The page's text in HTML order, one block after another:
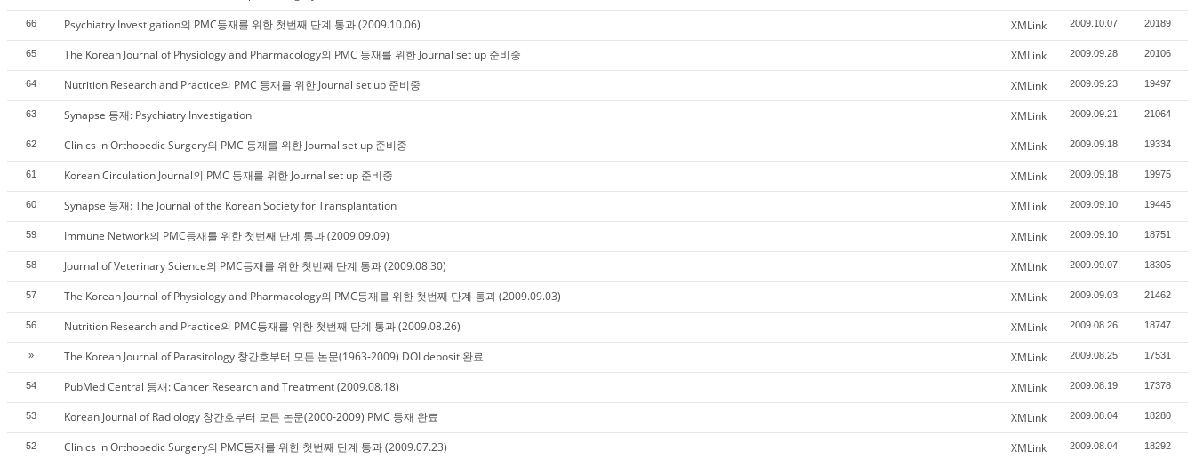
66 Psychiatry Investigation의 PMC등재를 위한 첫번째 단계 통과 (2009.10.06) XMLink 2009.10.07 20189
65 The Korean Journal of Physiology and Pharmacology의 PMC 등재를 위한 Journal set up 준비중 XMLink 2009.09.28 20106
64 Nutrition Research and Practice의 PMC 등재를 위한 Journal set up 준비중 XMLink 2009.09.23 19497
63 Synapse 등재: Psychiatry Investigation XMLink 2009.09.21 21064
62 Clinics in Orthopedic Surgery의 PMC 등재를 위한 Journal set up 준비중 XMLink 2009.09.18 19334
61 Korean Circulation Journal의 PMC 등재를 위한 Journal set up 준비중 XMLink 2009.09.18 19975
60 Synapse 등재: The Journal of the Korean Society for Transplantation XMLink 2009.09.10 19445
59 Immune Network의 PMC등재를 위한 첫번째 단계 통과 (2009.09.09) XMLink 2009.09.10 18751
58 Journal of Veterinary Science의 PMC등재를 위한 첫번째 단계 통과 (2009.08.30) XMLink 2009.09.07 18305
57 The Korean Journal of Physiology and Pharmacology의 PMC등재를 위한 첫번째 단계 통과 (2009.09.03) XMLink 2009.09.03 21462
56 Nutrition Research and Practice의 PMC등재를 위한 첫번째 단계 통과 (2009.08.26) XMLink 2009.08.26 18747
» The Korean Journal of Parasitology 창간호부터 모든 논문(1963-2009) DOI deposit 완료 XMLink 2009.08.25 17531
54 PubMed Central 등재: Cancer Research and Treatment (2009.08.18) XMLink 2009.08.19 17378
53 Korean Journal of Radiology 창간호부터 모든 논문(2000-2009) PMC 등재 완료 XMLink 2009.08.04 18280
52 Clinics in Orthopedic Surgery의 PMC등재를 위한 첫번째 단계 통과 (2009.07.23) XMLink 2009.08.04 18292